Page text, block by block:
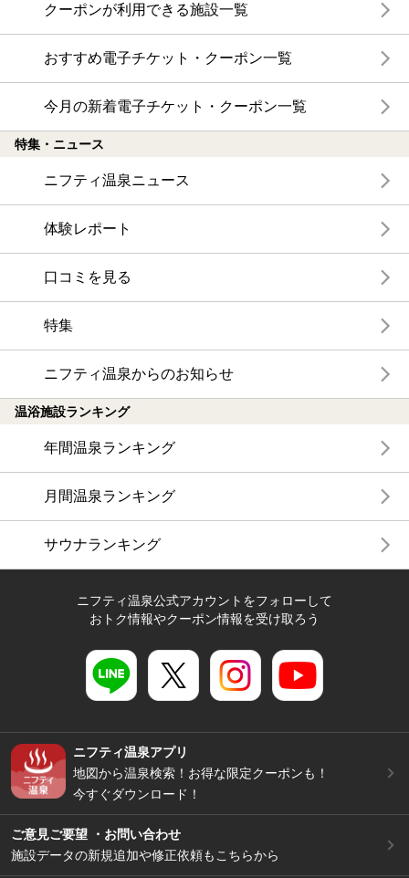
クーポンが利用できる施設一覧
おすすめ電子チケット・クーポン一覧
今月の新着電子チケット・クーポン一覧
特集・ニュース
ニフティ温泉ニュース
体験レポート
口コミを見る
特集
ニフティ温泉からのお知らせ
温浴施設ランキング
年間温泉ランキング
月間温泉ランキング
サウナランキング
ニフティ温泉公式アカウントをフォローして
おトク情報やクーポン情報を受け取ろう
ニフティ温泉アプリ
地図から温泉検索！お得な限定クーポンも！
今すぐダウンロード！
ご意見ご要望 ・お問い合わせ
施設データの新規追加や修正依頼もこちらから